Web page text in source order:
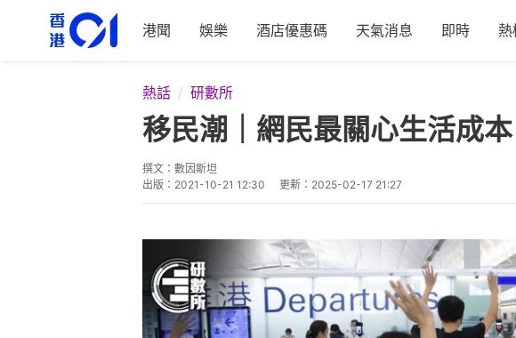
港聞 娛樂 酒店優惠碼 天氣消息 即時 熱
熱話 研數所
移民潮｜網民最關心生活成
撰文： 數因斯坦
出版： 2021-10-21 12:30 更新： 2025-02-17 21:27